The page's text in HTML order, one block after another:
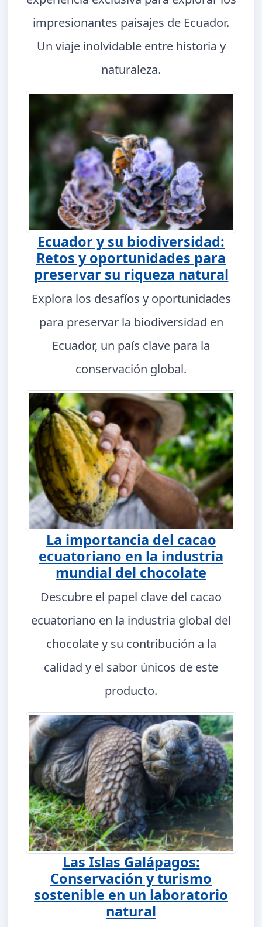
impresionantes paisajes de Ecuador.
Un viaje inolvidable entre historia y
naturaleza.
Ecuador y su biodiversidad:
Retos y oportunidades para
preservar su riqueza natural
Explora los desafíos y oportunidades
para preservar la biodiversidad en
Ecuador, un país clave para la
conservación global.
La importancia del cacao
ecuatoriano en la industria
mundial del chocolate
Descubre el papel clave del cacao
ecuatoriano en la industria global del
chocolate y su contribución a la
calidad y el sabor únicos de este
producto.
Las Islas Galápagos:
Conservación y turismo
sostenible en un laboratorio
natural